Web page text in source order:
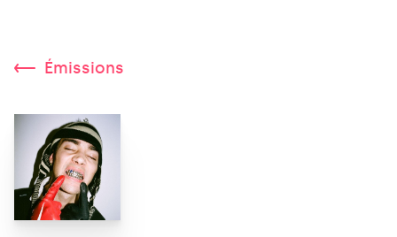
Émissions